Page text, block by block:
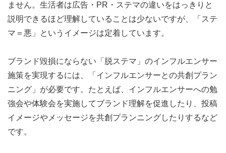
ません。生活者は広告・PR・ステマの違いをはっきりと
説明できるほど理解していることは少ないですが、「ステ
マ＝悪」というイメージは定着しています。
ブランド毀損にならない「脱ステマ」のインフルエンサー
施策を実現するには、「インフルエンサーとの共創プラン
ニング」が必要です。たとえば、インフルエンサーへの勉
強会や体験会を実施してブランド理解を促進したり、投稿
イメージやメッセージを共創プランニングしたりするなど
です。